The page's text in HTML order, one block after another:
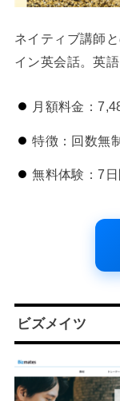
ネイティブ講師
イン英会話。英
月額料金：
特徴：回数無
無料体験：7日
ビズメイツ